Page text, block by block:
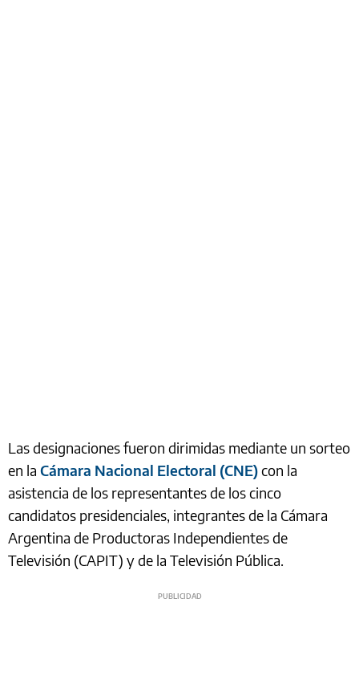
Las designaciones fueron dirimidas mediante un sorteo
en la Cámara Nacional Electoral (CNE)con la
asistencia de los representantes de los cinco
candidatos presidenciales, integrantes de la Cámara
Argentina de Productoras Independientes de
Televisión (CAPIT) y de la Televisión Pública.